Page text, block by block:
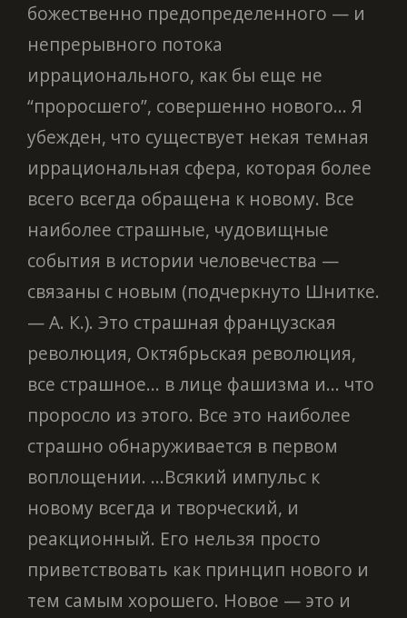
божественно предопределенного — и
непрерывного потока
иррационального, как бы еще не
“проросшего”, совершенно нового... Я
убежден, что существует некая темная
иррациональная сфера, которая более
всего всегда обращена к новому. Все
наиболее страшные, чудовищные
события в истории человечества —
связаны с новым (подчеркнуто Шнитке.
— А. К.). Это страшная французская
революция, Октябрьская революция,
все страшное... в лице фашизма и... что
проросло из этого. Все это наиболее
страшно обнаруживается в первом
воплощении. ...Всякий импульс к
новому всегда и творческий, и
реакционный. Его нельзя просто
приветствовать как принцип нового и
тем самым хорошего. Новое — это и